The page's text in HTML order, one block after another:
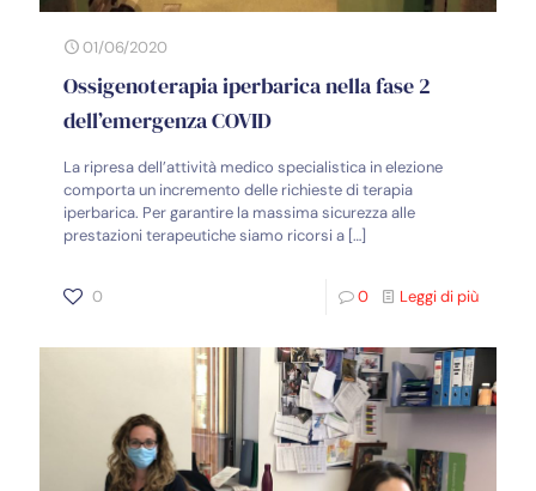
01/06/2020
Ossigenoterapia iperbarica nella fase 2
dell’emergenza COVID
La ripresa dell’attività medico specialistica in elezione
comporta un incremento delle richieste di terapia
iperbarica. Per garantire la massima sicurezza alle
prestazioni terapeutiche siamo ricorsi a […]
0 0 Leggi di più